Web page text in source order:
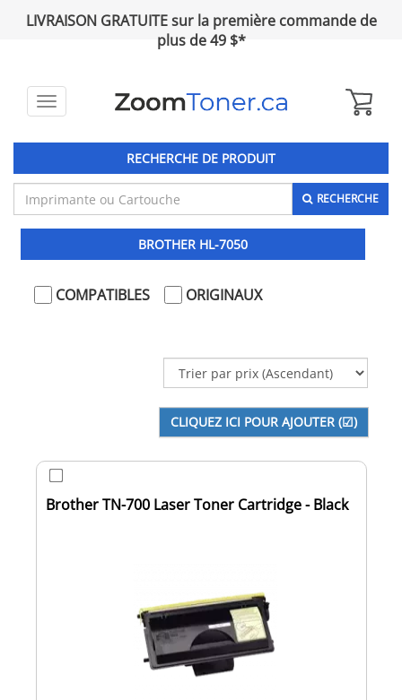
LIVRAISON GRATUITE sur la première commande de
plus de 49 $*
Toggle
RECHERCHE DE PRODUIT
RECHERCHE
BROTHER HL-7050
COMPATIBLES ORIGINAUX
Brother TN-700 Laser Toner Cartridge - Black